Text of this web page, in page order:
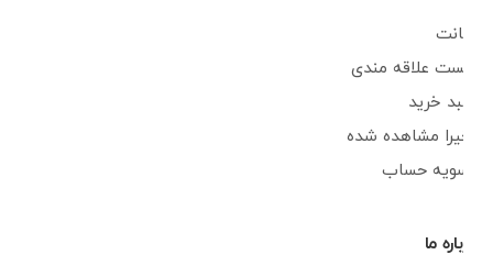
اکانت
لیست علاقه مندی
سبد خرید
اخیرا مشاهده شده
تسویه حساب
درباره ما